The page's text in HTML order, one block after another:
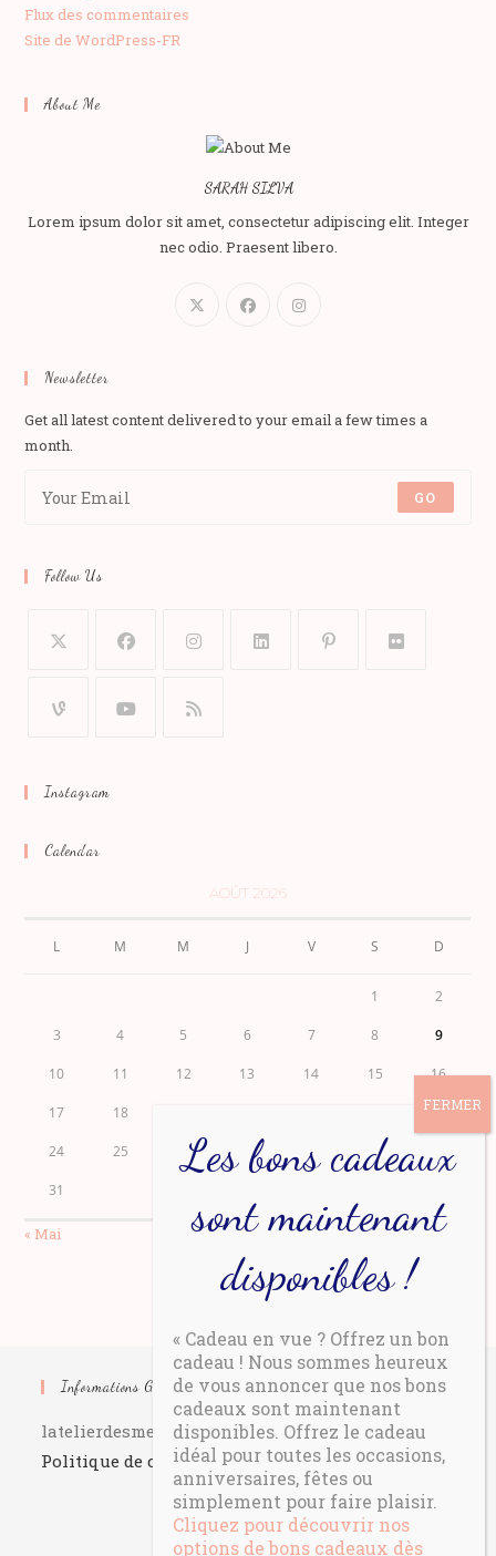
Flux des commentaires
Site de WordPress-FR
About Me
SARAH SILVA
Lorem ipsum dolor sit amet, consectetur adipiscing elit. Integer
nec odio. Praesent libero.
Newsletter
Get all latest content delivered to your email a few times a
month.
GO
Follow Us
Instagram
Calendar
AOÛT 2026
L M M J V S D
1 2
3 4 5 6 7 8 9
10 11 12 13 14 15 16
17 18 23
24 25 26 27 28 29
31
« Mai
Informations Générales
latelierdesmeresveillent.fr
Politique de confidentialité
« Cadeau en vue ? Offrez un bon
cadeau ! Nous sommes heureux
de vous annoncer que nos bons
cadeaux sont maintenant
disponibles. Offrez le cadeau
idéal pour toutes les occasions,
anniversaires, fêtes ou
simplement pour faire plaisir.
Cliquez pour découvrir nos
options de bons cadeaux dès